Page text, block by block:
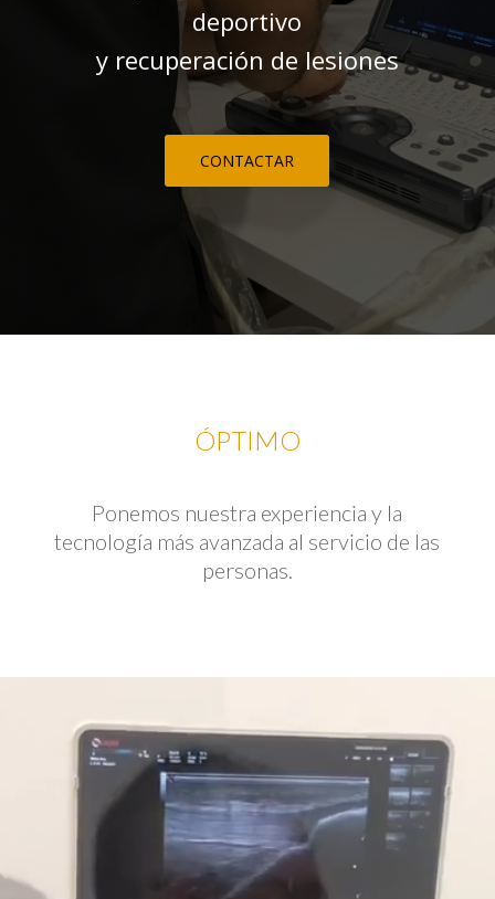
deportivo
y recuperación de lesiones
CONTACTAR
ÓPTIMO
Ponemos nuestra experiencia y la
tecnología más avanzada al servicio de las
personas.